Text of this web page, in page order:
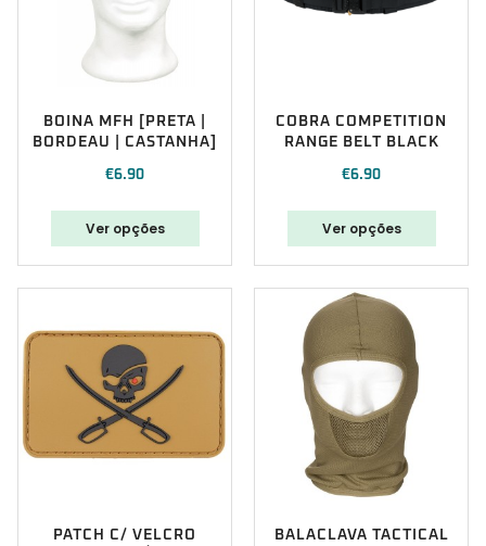
BOINA MFH [PRETA |
BORDEAU | CASTANHA]
€6.90
Ver opções
COBRA COMPETITION
RANGE BELT BLACK
€6.90
Ver opções
PATCH C/ VELCRO
BALACLAVA TACTICAL